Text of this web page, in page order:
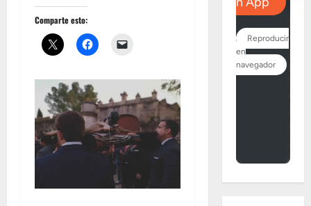
Comparte esto: